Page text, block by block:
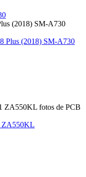
(2018) SM-A730
Plus (2018) SM-A730
ZA550KL fotos de PCB
ZA550KL